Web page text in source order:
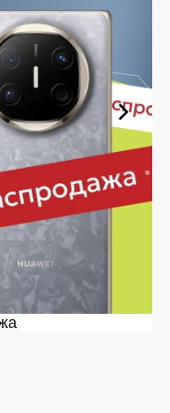
в корзину и
вы
iSpace в
широкий
как новинки
модели. Каждый
стандартам
в
и с доступной
отслеживаем
информации,
этому клиенты
экономят своё